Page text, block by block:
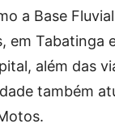
a Base
em Tabatinga
além das
também